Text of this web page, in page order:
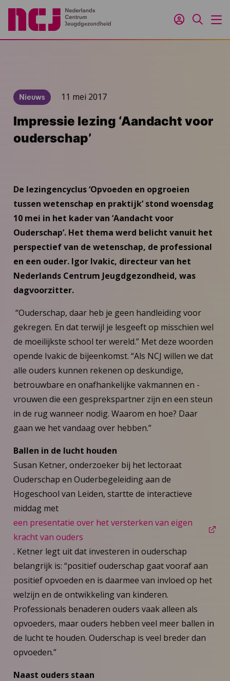
Inloggen
Zoeken
Nieuws 11 mei 2017
Impressie lezing ‘Aandacht voor
ouderschap’
De lezingencyclus ‘Opvoeden en opgroeien
tussen wetenschap en praktijk’ stond woensdag
10 mei in het kader van ‘Aandacht voor
Ouderschap’. Het thema werd belicht vanuit het
perspectief van de wetenschap, de professional
en een ouder. Igor Ivakic, directeur van het
Nederlands Centrum Jeugdgezondheid, was
dagvoorzitter.
“Ouderschap, daar heb je geen handleiding voor
gekregen. En dat terwijl je lesgeeft op misschien wel
de moeilijkste school ter wereld.” Met deze woorden
opende Ivakic de bijeenkomst. “Als NCJ willen we dat
alle ouders kunnen rekenen op deskundige,
betrouwbare en onafhankelijke vakmannen en -
vrouwen die een gesprekspartner zijn en een steun
in de rug wanneer nodig. Waarom en hoe? Daar
gaan we het vandaag over hebben.”
Ballen in de lucht houden
Susan Ketner, onderzoeker bij het lectoraat
Ouderschap en Ouderbegeleiding aan de
Hogeschool van Leiden, startte de interactieve
middag met
een presentatie over het versterken van eigen
kracht van ouders
. Ketner legt uit dat investeren in ouderschap
belangrijk is: “positief ouderschap gaat vooraf aan
positief opvoeden en is daarmee van invloed op het
welzijn en de ontwikkeling van kinderen.
Professionals benaderen ouders vaak alleen als
opvoeders, maar ouders hebben veel meer ballen in
de lucht te houden. Ouderschap is veel breder dan
opvoeden.”
Naast ouders staan